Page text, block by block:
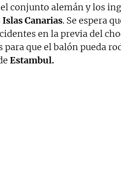
conjunto alemán y los
Islas Canarias. Se espera
en la previa del
para que el balón pueda
Estambul.